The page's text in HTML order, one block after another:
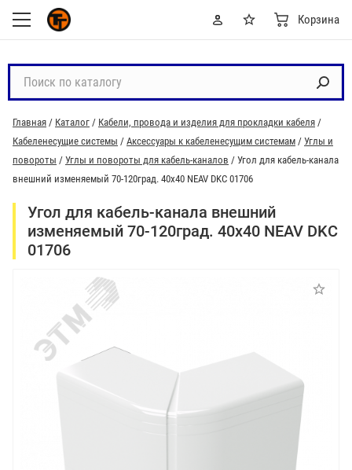
Корзина
с
к
п
о
к
а
Главная / Каталог / Кабели, провода и изделия для прокладки кабеля /
Кабеленесущие системы / Аксессуары к кабеленесущим системам / Углы и
повороты / Углы и повороты для кабель-каналов / Угол для кабель-канала
внешний изменяемый 70-120град. 40х40 NEAV DKC 01706
Угол для кабель-канала внешний
изменяемый 70-120град. 40х40 NEAV DKC
01706